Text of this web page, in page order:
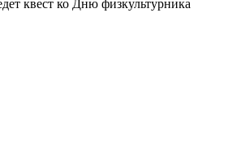
квест ко Дню физкультурника